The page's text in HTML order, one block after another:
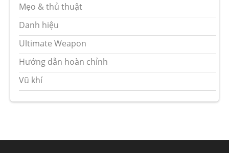
Mẹo & thủ thuật
Danh hiệu
Ultimate Weapon
Hướng dẫn hoàn chỉnh
Vũ khí